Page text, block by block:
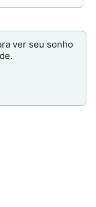
ver seu sonho